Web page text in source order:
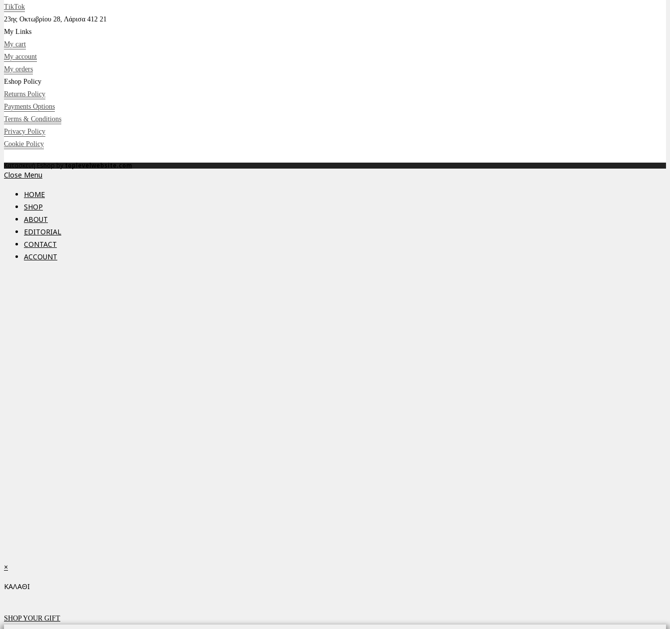
TikTok
23ης Οκτωβρίου 28, Λάρισα 412 21
My Links
My cart
My account
My orders
Eshop Policy
Returns Policy
Payments Options
Terms & Conditions
Privacy Policy
Cookie Policy
Κατασκευή Eshop bytoplevelwebsite.com
Close Menu
HOME
SHOP
ABOUT
EDITORIAL
CONTACT
ACCOUNT
×
ΚΑΛΑΘΙ
SHOP YOUR GIFT